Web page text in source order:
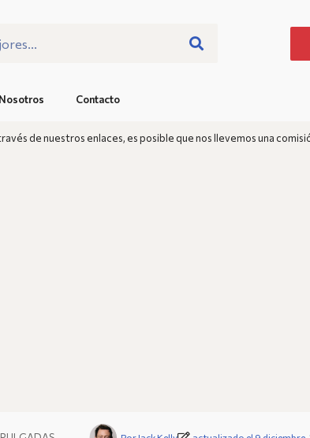
Nosotros Contacto
de nuestros enlaces, es posible que nos llevemos una